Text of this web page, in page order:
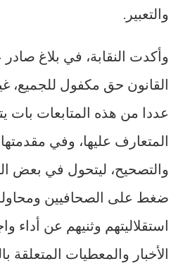
والتعبير.
وأكدت النقابة، في بلاغ صادر
القانون حق مكفول للجميع،
عددا من هذه المتابعات بات
المتعارف عليها، وفي
والتصحيح، ليتحول في بعض
ضغط على الصحافيين
استقلاليتهم وثنيهم عن أداء
الأخبار والمعطيات المتعلقة